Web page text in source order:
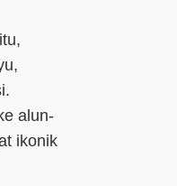
alun-
ikonik